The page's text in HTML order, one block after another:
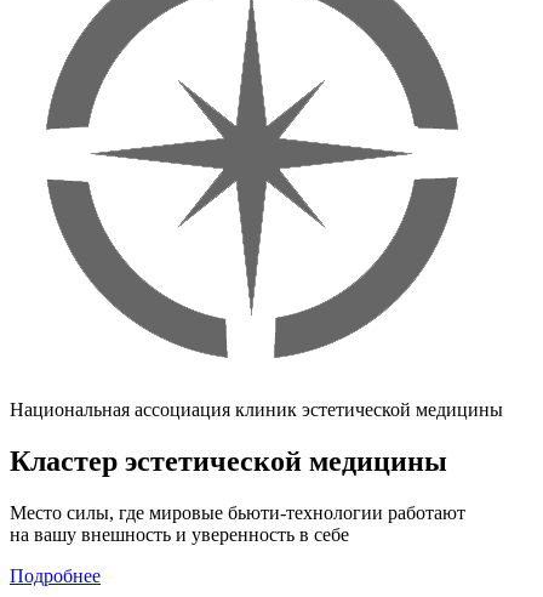
Национальная ассоциация клиник эстетической медицины
Кластер эстетической медицины
Место силы, где мировые бьюти-технологии работают
на вашу внешность и уверенность в себе
Подробнее